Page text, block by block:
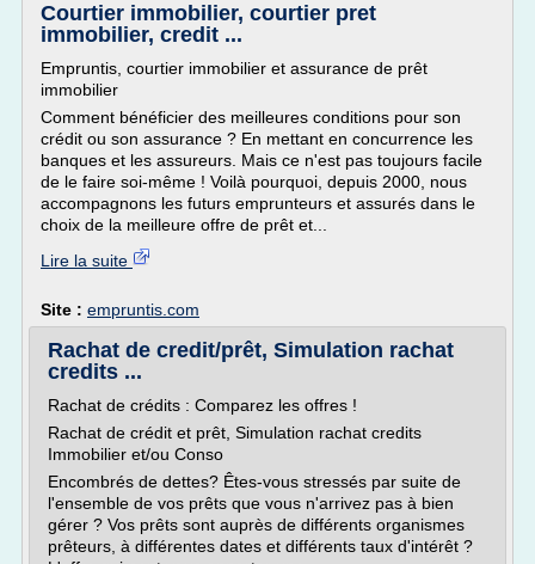
Courtier immobilier, courtier pret
immobilier, credit ...
Empruntis, courtier immobilier et assurance de prêt
immobilier
Comment bénéficier des meilleures conditions pour son
crédit ou son assurance ? En mettant en concurrence les
banques et les assureurs. Mais ce n'est pas toujours facile
de le faire soi-même ! Voilà pourquoi, depuis 2000, nous
accompagnons les futurs emprunteurs et assurés dans le
choix de la meilleure offre de prêt et...
Lire la suite
Site : empruntis.com
Rachat de credit/prêt, Simulation rachat
credits ...
Rachat de crédits : Comparez les offres !
Rachat de crédit et prêt, Simulation rachat credits
Immobilier et/ou Conso
Encombrés de dettes? Êtes-vous stressés par suite de
l'ensemble de vos prêts que vous n'arrivez pas à bien
gérer ? Vos prêts sont auprès de différents organismes
prêteurs, à différentes dates et différents taux d'intérêt ?